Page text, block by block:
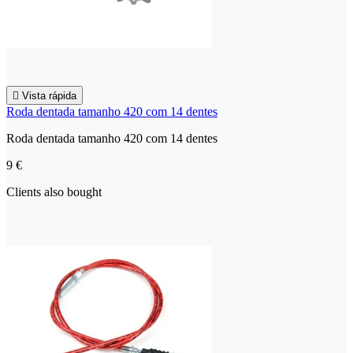
 Vista rápida
Roda dentada tamanho 420 com 14 dentes
Roda dentada tamanho 420 com 14 dentes
9 €
Clients also bought